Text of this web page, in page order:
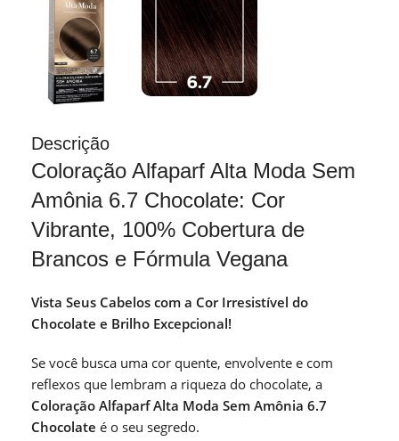
Descrição
Coloração Alfaparf Alta Moda Sem
Amônia 6.7 Chocolate: Cor
Vibrante, 100% Cobertura de
Brancos e Fórmula Vegana
Vista Seus Cabelos com a Cor Irresistível do
Chocolate e Brilho Excepcional!
Se você busca uma cor quente, envolvente e com
reflexos que lembram a riqueza do chocolate, a
Coloração Alfaparf Alta Moda Sem Amônia 6.7
Chocolate é o seu segredo.